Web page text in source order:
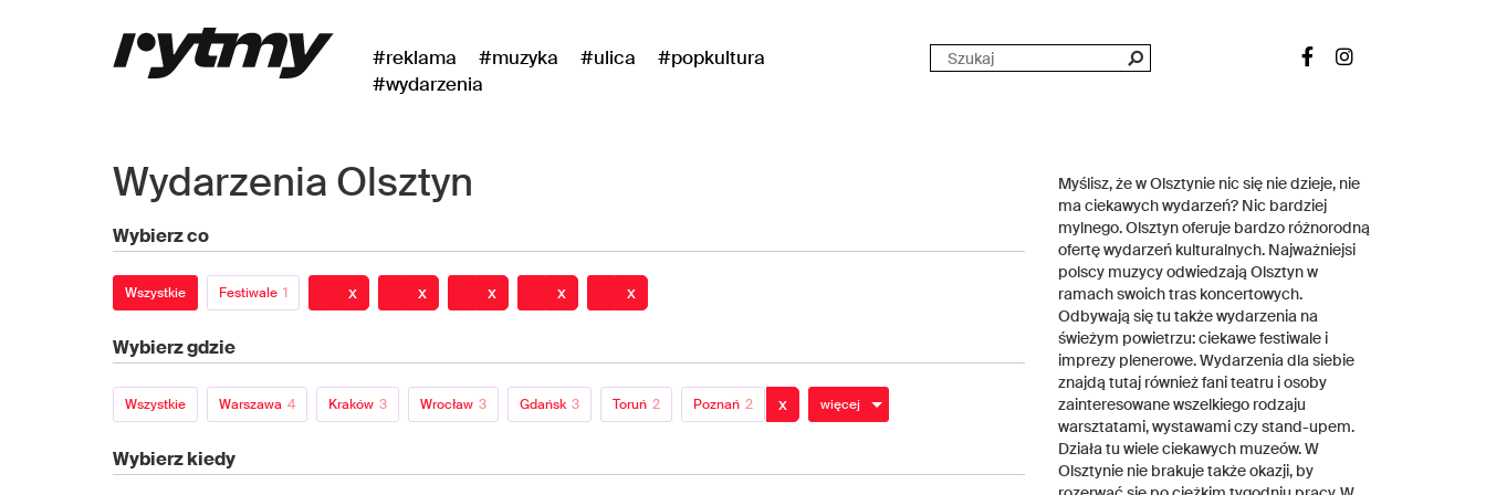
#reklama #muzyka #ulica
#popkultura
#wydarzenia
Wydarzenia Olsztyn
Wybierz co
Wszystkie Festiwale 1 x x x x x
Wybierz gdzie
Wszystkie Warszawa 4 Kraków 3 Wrocław 3 Gdańsk 3 Toruń 2 Poznań 2 x więcej
Wybierz kiedy
Myślisz, że w Olsztynie nic się nie dzieje, nie
ma ciekawych wydarzeń? Nic bardziej
mylnego. Olsztyn oferuje bardzo różnorodną
ofertę wydarzeń kulturalnych. Najważniejsi
polscy muzycy odwiedzają Olsztyn w
ramach swoich tras koncertowych.
Odbywają się tu także wydarzenia na
świeżym powietrzu: ciekawe festiwale i
imprezy plenerowe. Wydarzenia dla siebie
znajdą tutaj również fani teatru i osoby
zainteresowane wszelkiego rodzaju
warsztatami, wystawami czy stand-upem.
Działa tu wiele ciekawych muzeów. W
Olsztynie nie brakuje także okazji, by